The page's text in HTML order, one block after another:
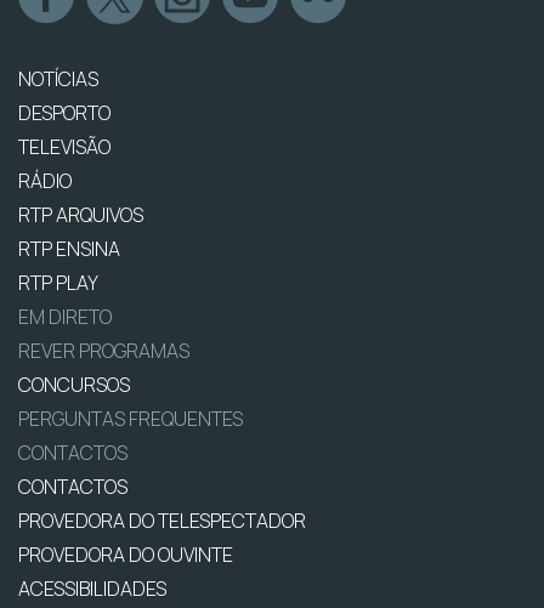
NOTÍCIAS
DESPORTO
TELEVISÃO
RÁDIO
RTP ARQUIVOS
RTP ENSINA
RTP PLAY
EM DIRETO
REVER PROGRAMAS
CONCURSOS
PERGUNTAS FREQUENTES
CONTACTOS
CONTACTOS
PROVEDORA DO TELESPECTADOR
PROVEDORA DO OUVINTE
ACESSIBILIDADES